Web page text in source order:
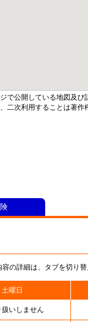
で公開している地図及
二次利用することは著作
の詳細は、タブを切り替
土曜日
扱いしません